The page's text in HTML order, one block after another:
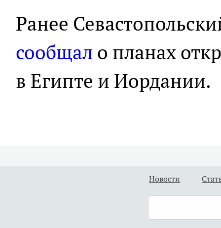
Ранее
сообщал о планах
в Египте и Иордании.
Новости